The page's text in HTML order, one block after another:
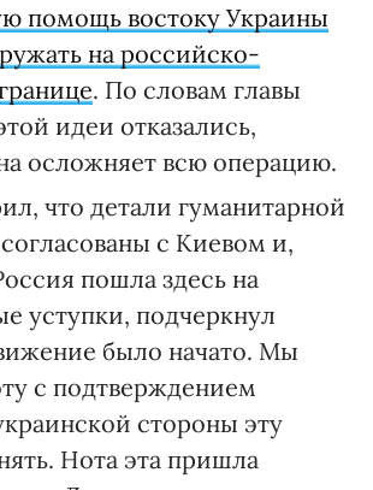
помощь востоку Украины
на российско-
. По словам главы
идеи отказались,
осложняет всю операцию.
что детали гуманитарной
с Киевом и,
пошла здесь на
уступки, подчеркнул
было начато. Мы
с подтверждением
стороны эту
Нота эта пришла